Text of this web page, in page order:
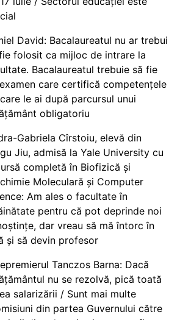
David: Bacalaureatul nu ar trebui
folosit ca mijloc de intrare la
Bacalaureatul trebuie să fie
care certifică competențele
le ai după parcursul unui
obligatoriu
Gabriela Cîrstoiu, elevă din
Jiu, admisă la Yale University cu
completă în Biofizică și
Moleculară și Computer
Am ales o facultate în
pentru că pot deprinde noi
dar vreau să mă întorc în
și să devin profesor
Tanczos Barna: Dacă
nu se rezolvă, pică toată
salarizării / Sunt mai multe
din partea Guvernului către